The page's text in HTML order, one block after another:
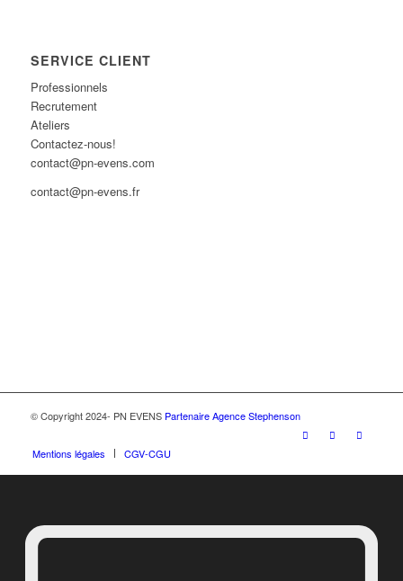
SERVICE CLIENT
Professionnels
Recrutement
Ateliers
Contactez-nous!
contact@pn-evens.com
contact@pn-evens.fr
© Copyright 2024- PN EVENS Partenaire Agence Stephenson
Mentions légales CGV-CGU